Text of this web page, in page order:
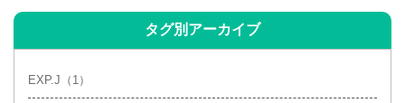
タグ別アーカイブ
EXP.J（1）